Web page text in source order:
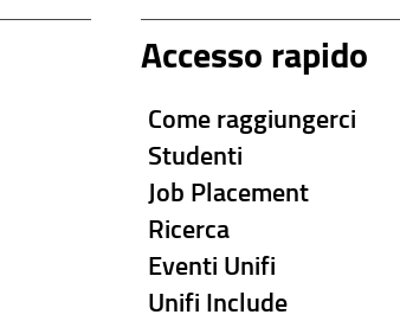
Accesso rapido
Come raggiungerci
Studenti
Job Placement
Ricerca
Eventi Unifi
Unifi Include